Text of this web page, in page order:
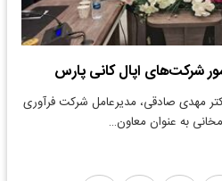
شرکت‌های اپال کانی پارس
مهدی صادقی، مدیرعامل شرکت فرآوری
به عنوان معاون…